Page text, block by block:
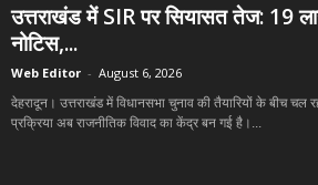
उत्तराखंड में SIR पर सियासत तेज: 19
नोटिस,...
Web Editor - August 6, 2026
देहरादून। उत्तराखंड में विधानसभा चुनाव की तैयारियों के बीच चल
प्रक्रिया अब राजनीतिक विवाद का केंद्र बन गई है।...